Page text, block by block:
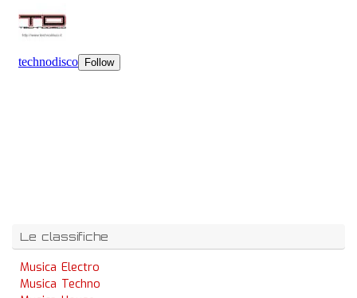
Le classifiche
Musica Electro
Musica Techno